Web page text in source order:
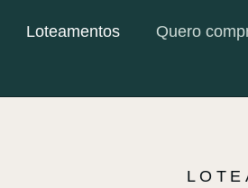
Loteamentos Quero